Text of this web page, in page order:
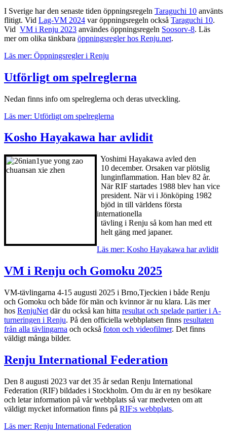
I Sverige har den senaste tiden öppningsregeln Taraguchi 10 använts
flitigt. Vid Lag-VM 2024 var öppningsregeln också Taraguchi 10.
Vid VM i Renju 2023 användes öppningsregeln Soosorv-8. Läs
mer om olika tänkbara öppningsregler hos Renju.net.
Läs mer: Öppningsregler i Renju
Utförligt om spelreglerna
Nedan finns info om spelreglerna och deras utveckling.
Läs mer: Utförligt om spelreglerna
Kosho Hayakawa har avlidit
Yoshimi Hayakawa avled den
10 december. Orsaken var plötslig
lunginflammation. Han blev 82 år.
När RIF startades 1988 blev han vice
president. När vi i Jönköping 1982
bjöd in till världens första
internationella
tävling i Renju så kom han med ett
helt gäng med japaner.
Läs mer: Kosho Hayakawa har avlidit
VM i Renju och Gomoku 2025
VM-tävlingarna 4-15 augusti 2025 i Brno,Tjeckien i både Renju
och Gomoku och både för män och kvinnor är nu klara. Läs mer
hos RenjuNet där du också kan hitta resultat och spelade partier i A-
turneringen i Renju. På den officiella webbplatsen finns resultaten
från alla tävlingarna och också foton och videofilmer. Det finns
väldigt många bilder.
Renju International Federation
Den 8 augusti 2023 var det 35 år sedan Renju International
Federation (RIF) bildades i Stockholm. Om du är en ny besökare
och letar information på vår webbplats så var medveten om att
väldigt mycket information finns på RIF:s webbplats.
Läs mer: Renju International Federation